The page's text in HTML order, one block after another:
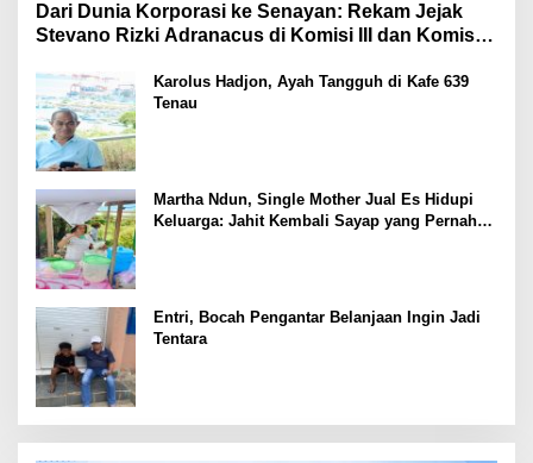
Dari Dunia Korporasi ke Senayan: Rekam Jejak
Stevano Rizki Adranacus di Komisi III dan Komisi X
Karolus Hadjon, Ayah Tangguh di Kafe 639
Tenau
Martha Ndun, Single Mother Jual Es Hidupi
Keluarga: Jahit Kembali Sayap yang Pernah
Entri, Bocah Pengantar Belanjaan Ingin Jadi
Tentara